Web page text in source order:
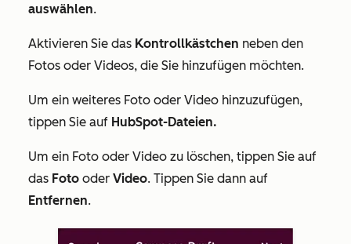
auswählen.
Aktivieren Sie das Kontrollkästchen neben den
Fotos oder Videos, die Sie hinzufügen möchten.
Um ein weiteres Foto oder Video hinzuzufügen,
tippen Sie auf HubSpot-Dateien.
Um ein Foto oder Video zu löschen, tippen Sie auf
das Foto oder Video. Tippen Sie dann auf
Entfernen.